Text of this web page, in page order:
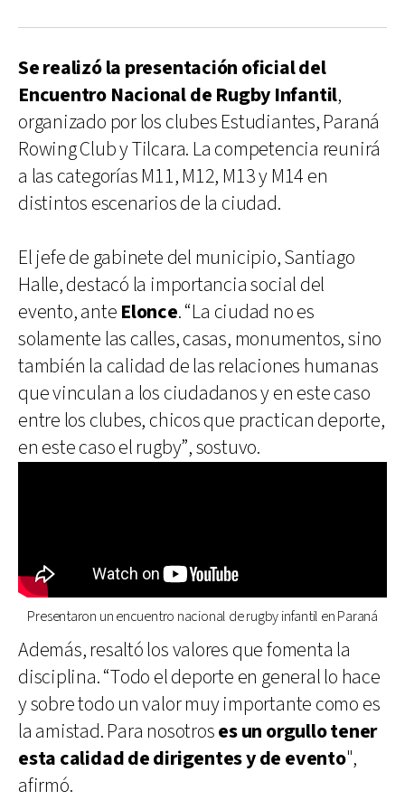
Se realizó la presentación oficial del
Encuentro Nacional de Rugby Infantil,
organizado por los clubes Estudiantes, Paraná
Rowing Club y Tilcara. La competencia reunirá
a las categorías M11, M12, M13 y M14 en
distintos escenarios de la ciudad.
El jefe de gabinete del municipio, Santiago
Halle, destacó la importancia social del
evento, ante Elonce. “La ciudad no es
solamente las calles, casas, monumentos, sino
también la calidad de las relaciones humanas
que vinculan a los ciudadanos y en este caso
entre los clubes, chicos que practican deporte,
en este caso el rugby”, sostuvo.
Presentaron un encuentro nacional de rugby infantil en Paraná
Además, resaltó los valores que fomenta la
disciplina. “Todo el deporte en general lo hace
y sobre todo un valor muy importante como es
la amistad. Para nosotroses un orgullo tener
esta calidad de dirigentes y de evento",
afirmó.